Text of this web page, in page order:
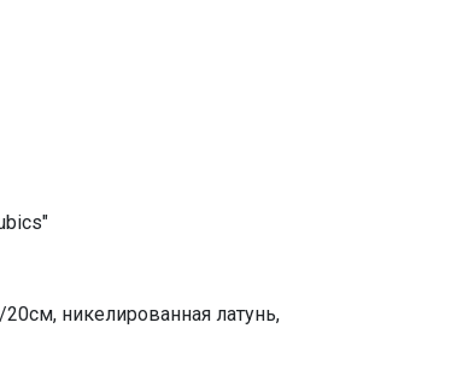
никелированная латунь,